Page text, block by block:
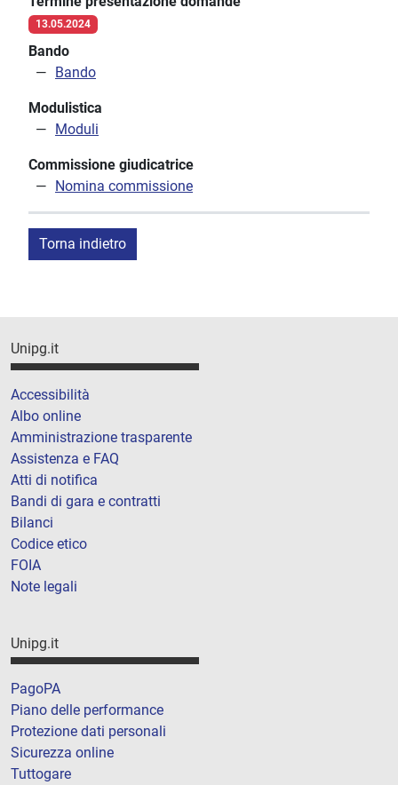
13.05.2024
Bando
Bando
Modulistica
Moduli
Commissione giudicatrice
Nomina commissione
Torna indietro
Unipg.it
Accessibilità
Albo online
Amministrazione trasparente
Assistenza e FAQ
Atti di notifica
Bandi di gara e contratti
Bilanci
Codice etico
FOIA
Note legali
Unipg.it
PagoPA
Piano delle performance
Protezione dati personali
Sicurezza online
Tuttogare